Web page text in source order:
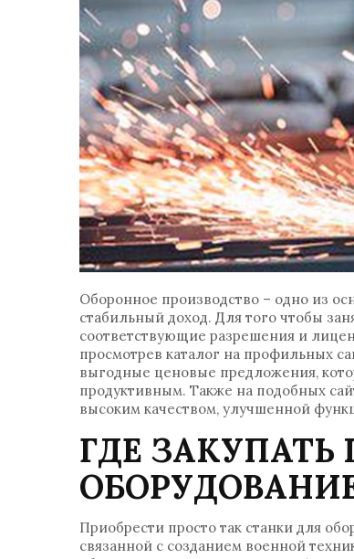
Оборонное производство – одно из
стабильный доход. Для того чтобы
соответствующие разрешения и
просмотрев каталог на профильных
выгодные ценовые предложения,
продуктивным. Также на подобных
высоким качеством, улучшенной
ГДЕ
Приобрести просто так станки для
связанной с созданием военной